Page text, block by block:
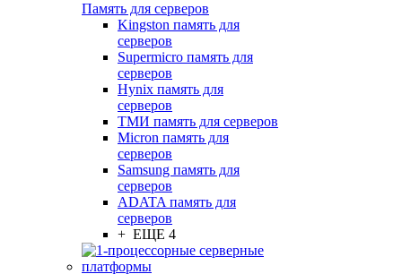
Память для серверов
Kingston память для
серверов
Supermicro память для
серверов
Hynix память для
серверов
ТМИ память для серверов
Micron память для
серверов
Samsung память для
серверов
ADATA память для
серверов
+ ЕЩЕ 4